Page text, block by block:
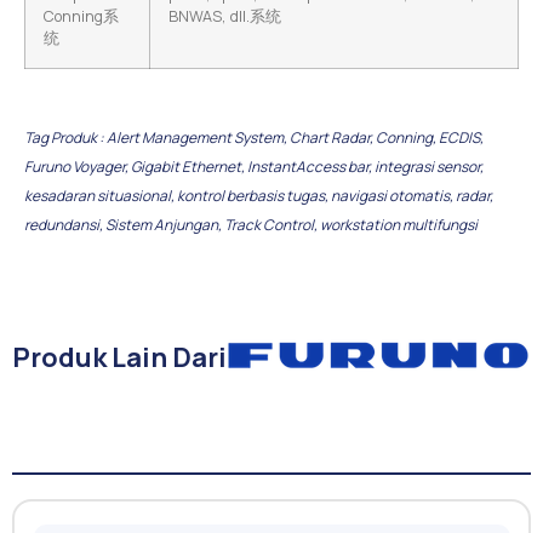
Conning系
统
BNWAS, dll.系统
Tag Produk :Alert Management System, Chart Radar,Conning, ECDIS,
Furuno Voyager,Gigabit Ethernet, InstantAccess bar,integrasi sensor,
kesadaran situasional, kontrol berbasis tugas, navigasi otomatis, radar,
redundansi, Sistem Anjungan, Track Control, workstation multifungsi
Produk Lain Dari